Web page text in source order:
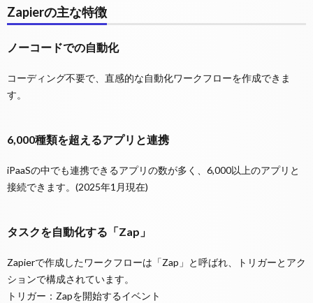
Zapierの主な特徴
ノーコードでの自動化
コーディング不要で、直感的な自動化ワークフローを作成できま
す。
6,000種類を超えるアプリと連携
iPaaSの中でも連携できるアプリの数が多く、6,000以上のアプリと
接続できます。(2025年1月現在)
タスクを自動化する「Zap」
Zapierで作成したワークフローは「Zap」と呼ばれ、トリガーとアク
ションで構成されています。
トリガー：Zapを開始するイベント